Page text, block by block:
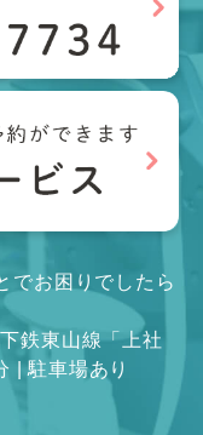
でお困りでしたら
鉄東山線「上社
| 駐車場あり